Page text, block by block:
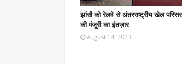
झांसी को रेलवे से अंतरराष्ट्रीय खेल परिसर
की मंजूरी का इंतज़ार
August 14, 2023